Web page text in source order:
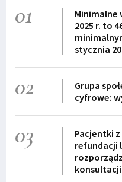
01
Minimalne
2025 r. to
stycznia
02
Grupa
cyfrowe:
03
Pacjentki
refundacji
konsultacji